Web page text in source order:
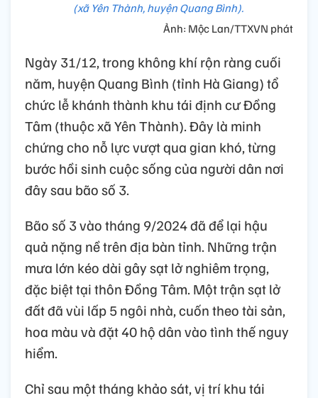
(xã Yên Thành, huyện Quang Bình).
Ảnh: Mộc Lan/TTXVN phát
Ngày 31/12, trong không khí rộn ràng cuối
năm, huyện Quang Bình (tỉnh Hà Giang) tổ
chức lễ khánh thành khu tái định cư Đồng
Tâm (thuộc xã Yên Thành). Đây là minh
chứng cho nỗ lực vượt qua gian khó, từng
bước hồi sinh cuộc sống của người dân nơi
đây sau bão số 3.
Bão số 3 vào tháng 9/2024 đã để lại hậu
quả nặng nề trên địa bàn tỉnh. Những trận
mưa lớn kéo dài gây sạt lở nghiêm trọng,
đặc biệt tại thôn Đồng Tâm. Một trận sạt lở
đất đã vùi lấp 5 ngôi nhà, cuốn theo tài sản,
hoa màu và đặt 40 hộ dân vào tình thế nguy
hiểm.
Chỉ sau một tháng khảo sát, vị trí khu tái